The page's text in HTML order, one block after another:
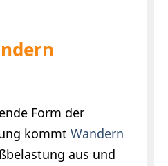
Form der
kommt Wandern
aus und